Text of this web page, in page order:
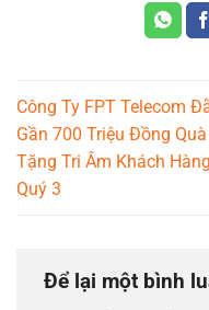
Công Ty FPT Telecom
Gần 700 Triệu Đồng Quà
Tặng Tri Âm Khách Hàng
Quý 3
Để lại một bình